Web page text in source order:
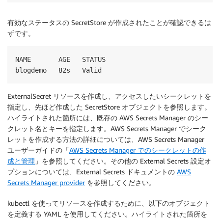
有効なステータスの SecretStore が作成されたことが確認できるは
ずです。
NAME       AGE   STATUS
ExternalSecret リソースを作成し、アクセスしたいシークレットを
指定し、先ほど作成した SecretStore オブジェクトを参照します。
ハイライトされた箇所には、既存の AWS Secrets Manager のシー
クレット名とキーを指定します。AWS Secrets Manager でシーク
レットを作成する方法の詳細については、AWS Secrets Manager
ユーザーガイドの「AWS Secrets Manager でのシークレットの作
成と管理 」を参照してください。その他の External Secrets 設定オ
プションについては、External Secrets ドキュメントの AWS
Secrets Manager providerを参照してください。
kubectl を使ってリソースを作成するために、以下のオブジェクト
を定義する YAML を使用してください。ハイライトされた箇所を